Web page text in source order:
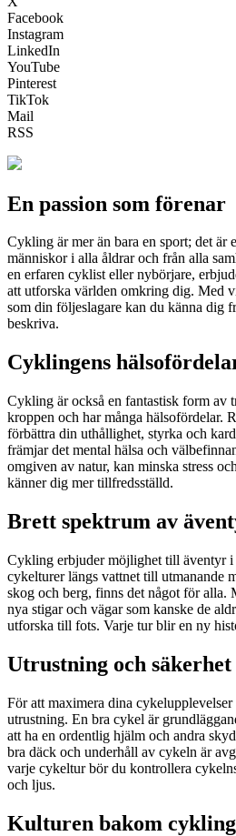
Facebook
Instagram
LinkedIn
YouTube
Pinterest
TikTok
Mail
RSS
En passion som förenar
Cykling är mer än bara en sport; det är
människor i alla åldrar och från alla
en erfaren cyklist eller nybörjare,
att utforska världen omkring dig. Med
som din följeslagare kan du känna dig
beskriva.
Cyklingens
Cykling är också en fantastisk form av
kroppen och har många hälsofördelar.
förbättra din uthållighet, styrka och
främjar det mental hälsa och
omgiven av natur, kan minska stress
känner dig mer tillfredsställd.
Brett spektrum av
Cykling erbjuder möjlighet till äventyr i
cykelturer längs vattnet till utmanande
skog och berg, finns det något för alla.
nya stigar och vägar som kanske de
utforska till fots. Varje tur blir en ny
Utrustning och säkerhet
För att maximera dina
utrustning. En bra cykel är
att ha en ordentlig hjälm och andra
bra däck och underhåll av cykeln är
varje cykeltur bör du kontrollera
och ljus.
Kulturen bakom cykling